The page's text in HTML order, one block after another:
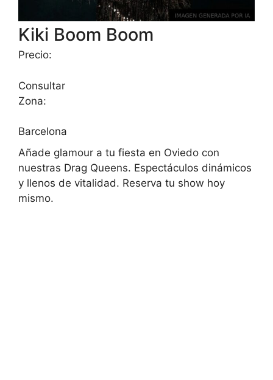
Kiki Boom Boom
Precio:
Consultar
Zona:
Barcelona
Añade glamour a tu fiesta en Oviedo con
nuestras Drag Queens. Espectáculos dinámicos
y llenos de vitalidad. Reserva tu show hoy
mismo.